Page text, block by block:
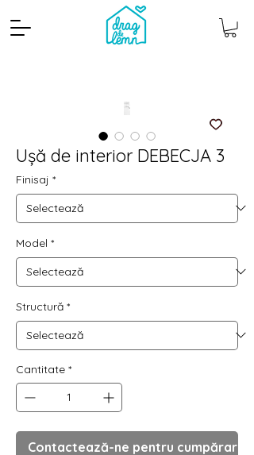
Cantitate mp
Ușă de interior DEBECJA 3
Finisaj *
Model *
Structură *
Cantitate *
Contactează-ne pentru cumpărare